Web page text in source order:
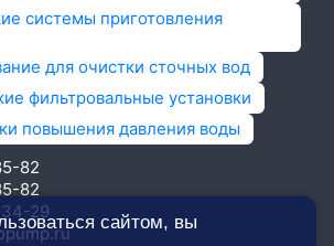
системы приготовления
для очистки сточных вод
фильтровальные установки
повышения давления воды
82
82
29
сайтом, вы